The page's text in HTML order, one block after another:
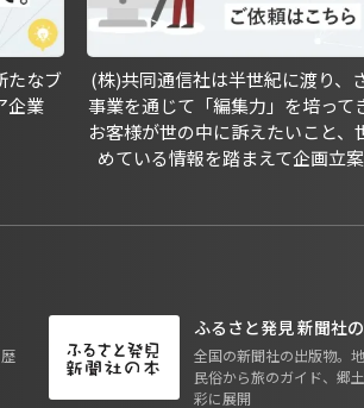
たなブ
企業
(株)共同通信社は半世紀に渡り、
事業を通じて「編集力」を培って
お客様が世の中に訴えたいこと、
めている情報を踏まえて企画立案
ふるさと発見 新聞社
全国の新聞社の出版物。
民俗から旅のガイド、郷
彩に展開